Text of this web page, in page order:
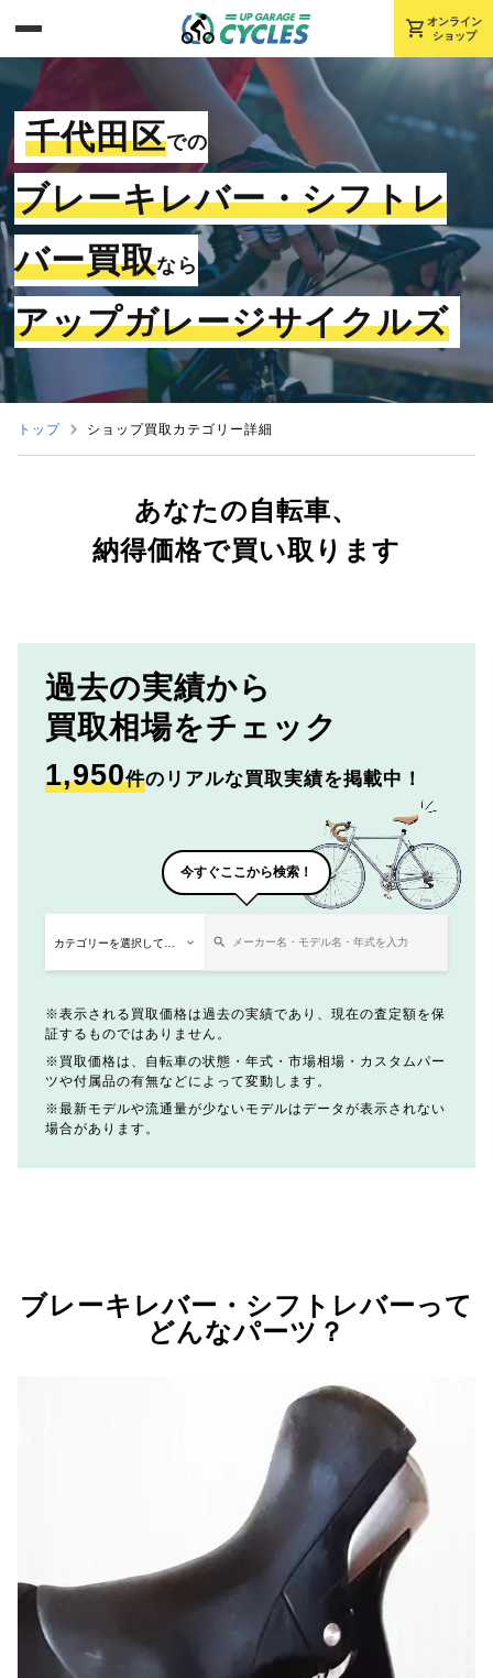
shopping_cart オンライン
ショップ
千代田区での
ブレーキレバー・シフトレ
バー買取なら
アップガレージサイクルズ
トップ ショップ買取カテゴリー詳細
あなたの自転車、
納得価格で買い取ります
過去の実績から
買取相場をチェック
1,950件のリアルな買取実績を掲載中！
今すぐここから検索！
表示される買取価格は過去の実績であり、現在の査定額を保
証するものではありません。
買取価格は、自転車の状態・年式・市場相場・カスタムパー
ツや付属品の有無などによって変動します。
最新モデルや流通量が少ないモデルはデータが表示されない
場合があります。
ブレーキレバー・シフトレバーって
どんなパーツ？